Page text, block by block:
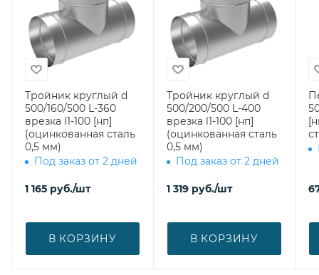
Тройник круглый d
500/160/500 L-360
врезка l1-100 [нп]
(оцинкованная сталь
0,5 мм)
Под заказ от 2 дней
1 165 руб./шт
В КОРЗИНУ
Тройник круглый d
500/200/500 L-400
врезка l1-100 [нп]
(оцинкованная сталь
0,5 мм)
Под заказ от 2 дней
1 319 руб./шт
В КОРЗИНУ